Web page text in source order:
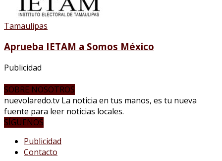
Tamaulipas
Aprueba IETAM a Somos México
Publicidad
SOBRE NOSOTROS
nuevolaredo.tv La noticia en tus manos, es tu nueva
fuente para leer noticias locales.
SÍGUENOS
Publicidad
Contacto